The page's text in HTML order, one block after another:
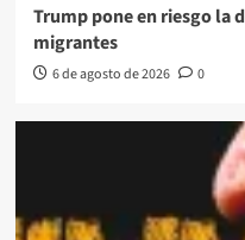
Trump pone en riesgo la
migrantes
6 de agosto de 2026 0